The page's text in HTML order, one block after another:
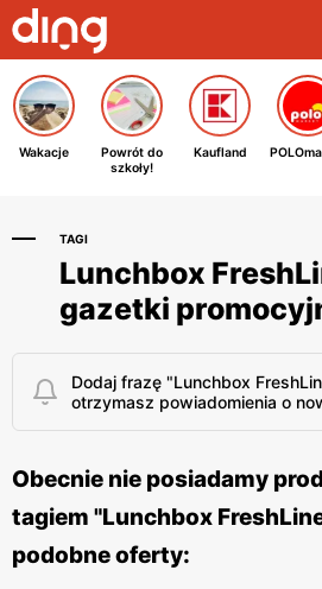
Wakacje
Powrót do
szkoły!
Kaufland
TAGI
Lunchbox
gazetki
Dodaj frazę "Lunchbox
otrzymasz powiadomienia o
Obecnie nie posiadamy
tagiem "Lunchbox
podobne oferty: